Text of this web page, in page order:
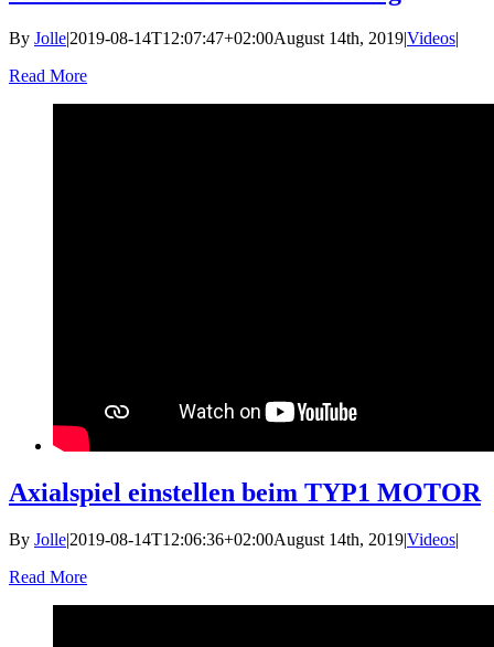
By Jolle|2019-08-14T12:07:47+02:00August 14th, 2019|Videos|
Read More
Axialspiel einstellen beim TYP1 MOTOR
By Jolle|2019-08-14T12:06:36+02:00August 14th, 2019|Videos|
Read More